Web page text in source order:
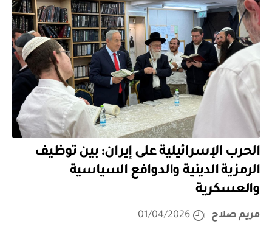
الحرب الإسرائيلية على إيران: بين توظيف
الرمزية الدينية والدوافع السياسية
والعسكرية
مريم صلاح
01/04/2026